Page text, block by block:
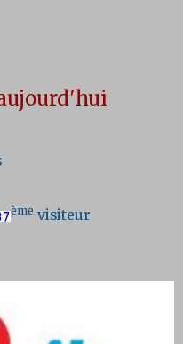
ème visiteur